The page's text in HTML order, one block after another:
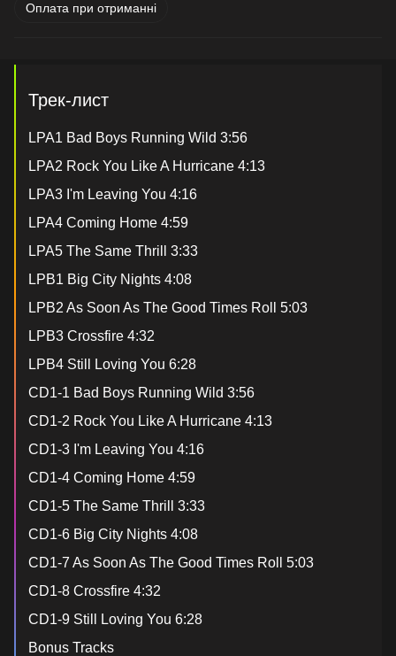
Оплата при отриманні
Трек-лист
LPA1 Bad Boys Running Wild 3:56
LPA2 Rock You Like A Hurricane 4:13
LPA3 I'm Leaving You 4:16
LPA4 Coming Home 4:59
LPA5 The Same Thrill 3:33
LPB1 Big City Nights 4:08
LPB2 As Soon As The Good Times Roll 5:03
LPB3 Crossfire 4:32
LPB4 Still Loving You 6:28
CD1-1 Bad Boys Running Wild 3:56
CD1-2 Rock You Like A Hurricane 4:13
CD1-3 I'm Leaving You 4:16
CD1-4 Coming Home 4:59
CD1-5 The Same Thrill 3:33
CD1-6 Big City Nights 4:08
CD1-7 As Soon As The Good Times Roll 5:03
CD1-8 Crossfire 4:32
CD1-9 Still Loving You 6:28
Bonus Tracks